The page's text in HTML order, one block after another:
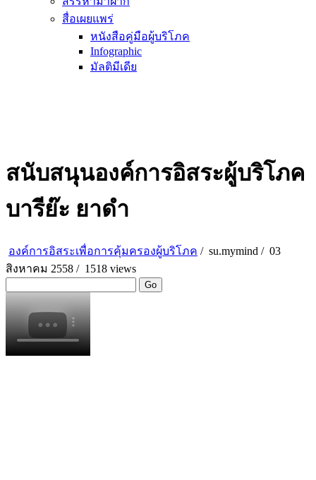
สื่อเผยแพร่
หนังสือคู่มือผู้บริโภค
Infographic
มัลติมีเดีย
สนับสนุนองค์การอิสระผู้บริโภค
บารีย๊ะ ยาดำ
องค์การอิสระเพื่อการคุ้มครองผู้บริโภค / su.mymind / 03
สิงหาคม 2558 / 1518 views
Go